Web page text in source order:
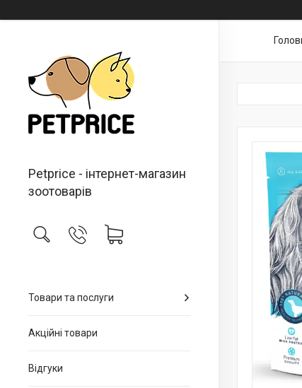
Petprice - інтернет-магазин
зоотоварів
Товари та послуги
Акційні товари
Відгуки